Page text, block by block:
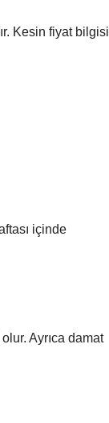
Kesin fiyat bilgisi
içinde
Ayrıca damat